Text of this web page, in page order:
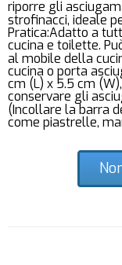
riporre gli
strofinacci, ideale
Pratica:Adatto a
cucina e toilette.
al mobile della
cucina o porta
cm (L) x 5.5 cm
conservare gli
(Incollare la barra
come piastrelle,